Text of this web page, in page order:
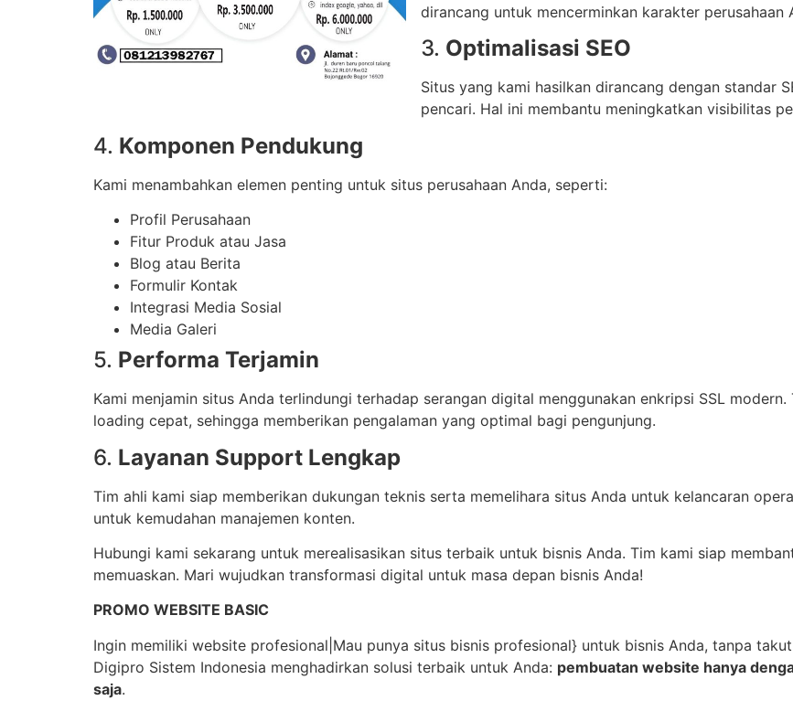
dirancang untuk mencerminkan karakter perusahaan
3. Optimalisasi SEO
Situs yang kami hasilkan dirancang dengan standar
pencari. Hal ini membantu meningkatkan visibilitas
4. Komponen Pendukung
Kami menambahkan elemen penting untuk situs perusahaan Anda, seperti:
Profil Perusahaan
Fitur Produk atau Jasa
Blog atau Berita
Formulir Kontak
Integrasi Media Sosial
Media Galeri
5. Performa Terjamin
Kami menjamin situs Anda terlindungi terhadap serangan digital menggunakan enkripsi SSL
loading cepat, sehingga memberikan pengalaman yang optimal bagi pengunjung.
6. Layanan Support Lengkap
Tim ahli kami siap memberikan dukungan teknis serta memelihara situs Anda untuk kelancaran
untuk kemudahan manajemen konten.
Hubungi kami sekarang untuk merealisasikan situs terbaik untuk bisnis Anda. Tim kami siap
memuaskan. Mari wujudkan transformasi digital untuk masa depan bisnis Anda!
PROMO WEBSITE BASIC
Ingin memiliki website profesional|Mau punya situs bisnis profesional} untuk bisnis Anda, tanpa
Digipro Sistem Indonesia menghadirkan solusi terbaik untuk Anda: pembuatan website hanya
saja.